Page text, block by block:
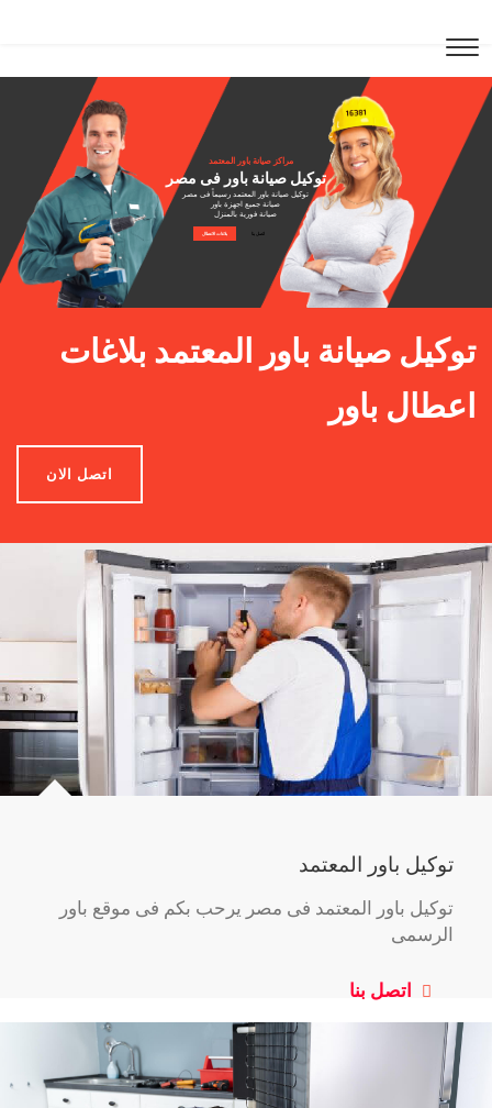
مراكز صيانة باور المعتمد
توكيل صيانة باور فى مصر
توكيل صيانة باور المعتمد رسيماً فى مصر
صيانة جميع اجهزة باور
صيانة فورية بالمنزل
بلاغات الاعطال اتصل بنا
توكيل صيانة باور المعتمد بلاغات
اعطال باور
اتصل الان
توكيل باور المعتمد
توكيل باور المعتمد فى مصر يرحب بكم فى موقع باور
الرسمى